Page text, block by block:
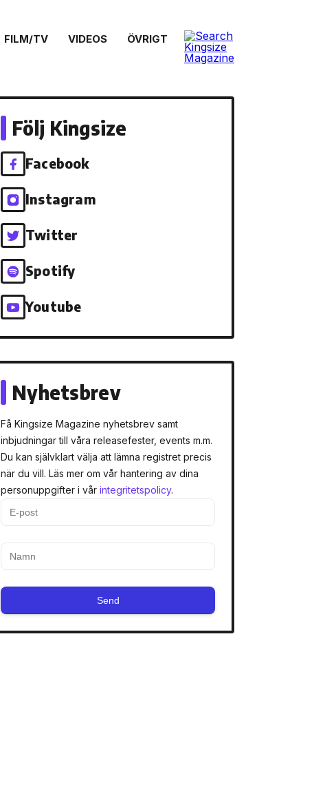
FILM/TV VIDEOS ÖVRIGT
Följ Kingsize
Facebook
Instagram
Twitter
Spotify
Youtube
Nyhetsbrev
Få Kingsize Magazine nyhetsbrev samt
inbjudningar till våra releasefester, events m.m.
Du kan självklart välja att lämna registret precis
när du vill. Läs mer om vår hantering av dina
personuppgifter i vår integritetspolicy.
Send